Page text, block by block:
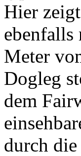
Hier
Meter
Dogleg
dem
durch